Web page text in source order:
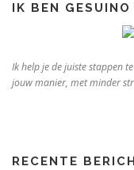
IK BEN
Ik help je de juiste stappen
jouw manier, met minder
RECENTE